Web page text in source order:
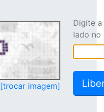
[trocar imagem]
Digite
lado no